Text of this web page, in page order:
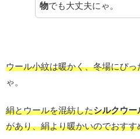
物でも大丈夫にゃ。
ウール小紋は暖かく、冬場にぴ
ゃ。
絹とウールを混紡したシルクウー
があり、絹より暖かいのでおすす